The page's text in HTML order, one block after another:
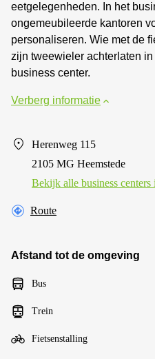
eetgelegenheden. In het
ongemeubileerde kantoren
personaliseren. Wie met de
zijn tweewieler achterlaten
business center.
Verberg informatie
Herenweg 115
2105 MG Heemstede
Bekijk alle business centers
Route
Afstand tot de omgeving
Bus
Trein
Fietsenstalling